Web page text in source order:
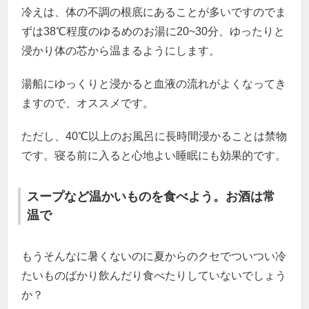
冷えは、体の不調の根底にあることが多いですのでま
ずは38℃程度のゆるめのお湯に20~30分、ゆったりと
浸かり体の芯から温まるようにします。
湯船にゆっくりと浸かると血液の流れがよくなってき
ますので、オススメです。
ただし、40℃以上のお風呂に長時間浸かることは禁物
です。寝る前に入ると心地よい睡眠にも効果的です。
スープなど温かいものを食べよう。お酒は常
温で
もうそんなに暑くないのに夏からのクセでついつい冷
たいものばかり飲んだり食べたりしていないでしょう
か？